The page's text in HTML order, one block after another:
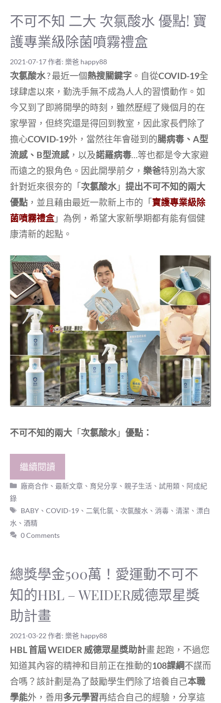
不可不知 二大 次氯酸水 優點! 寶
護專業級除菌噴霧禮盒
2021-07-17作者: 樂爸 happy88
次氯酸水? 最近一個熱搜關鍵字 。自從COVID-19全
球肆虐以來，勤洗手無不成為人人的習慣動作。如
今又到了即將開學的時刻，雖然歷經了幾個月的在
家學習，但終究還是得回到教室，因此家長們除了
擔心COVID-19外，當然往年會碰到的腸病毒、A型
流感、B型流感，以及諾羅病毒…等也都是令大家避
而遠之的狠角色。因此開學前夕， 樂爸特別為大家
針對近來很夯的「次氯酸水」 提出不可不知的兩大
優點 ，並且藉由最近一款新上市的「寶護專業級除
菌噴霧禮盒」為例，希望大家新學期都有能有個健
康清新的起點。
不可不知的兩大 「次氯酸水」 優點：
繼續閱讀
分
廠商合作 、最新文章 、 育兒分享 、親子生活 、試用類 、 阿成紀
錄
標
籤
BABY 、COVID-19 、 二氧化氯 、次氯酸水 、消毒 、清潔 、 漂白
水 、 酒精
0 Comments
總獎學金500萬！愛運動不可不
知的HBL – WEIDER威德眾星獎
助計畫
2021-03-22 作者: 樂爸 happy88
HBL 首屆 WEIDER 威德眾星獎助計畫 起跑，不過您
知道其內容的精神和目前正在推動的108課綱不謀而
合嗎？該計劃是為了鼓勵學生們除了培養自己本職
學能外，善用多元學習再結合自己的經驗，分享這